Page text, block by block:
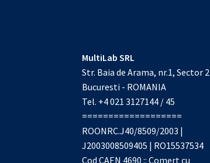
MultiLab SRL
Str. Baia de Arama, nr.1, Sector 2
Bucuresti - ROMANIA
Tel. +4 021 3127144 / 45
===================
ROONRC.J40/8509/2003 |
J2003008509405 | RO15537534
Cod CAEN 4690 :: Comert cu